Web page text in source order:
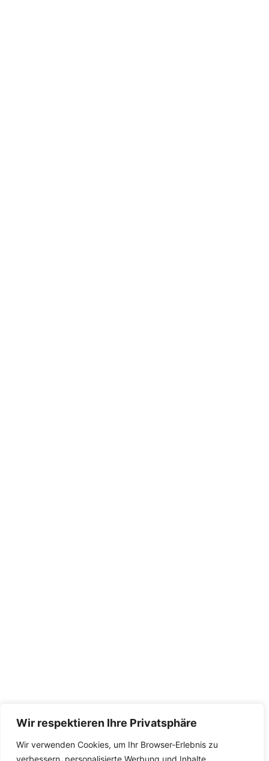
Wir respektieren Ihre Privatsphäre
Wir verwenden Cookies, um Ihr Browser-Erlebnis zu
verbessern, personalisierte Werbung und Inhalte